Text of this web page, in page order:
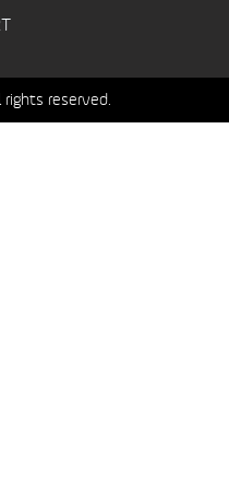
rights reserved.